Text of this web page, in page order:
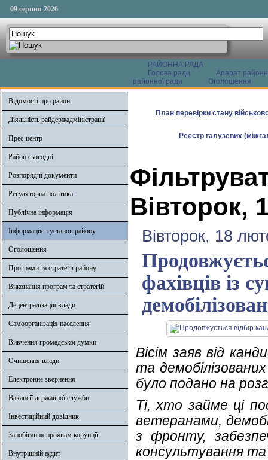
09 серпня 2026
РАЙОННА РАДА
Голова ради
Апарат
районної ради
Оголошення
Відомості про район
Діяльність райдержадміністрації
Прес-центр
Район сьогодні
Розпорядчі документи
Регуляторна політика
Публічна інформація
Інформація з установ району
Оголошення
Програми та стратегії району
Виконання програм та стратегій
Децентралізація влади
Самоорганізація населення
Вивчення громадської думки
Очищення влади
Електронне звернення
Вакансії державної служби
Інвестиційний довідник
Запобігання проявам корупції
Внутрішній аудит
План перевірки стану
Реєстр галузевих
Вівторок,
Вівторок, 18
фахівців із
Вісім заяв від
та
було подано на
Ті, хто займе ці
ветеранами,
з фронту,
консультування та